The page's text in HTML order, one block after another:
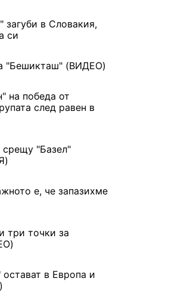
загуби в Словакия,
си
"Бешикташ" (ВИДЕО)
на победа от
след равен в
срещу "Базел"
е, че запазихме
три точки за
в Европа и